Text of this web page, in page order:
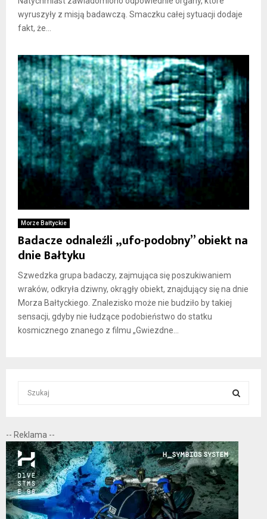
wyruszyły z misją badawczą. Smaczku całej sytuacji dodaje
fakt, że...
Morze Bałtyckie
Badacze odnaleźli „ufo-podobny” obiekt na
dnie Bałtyku
Szwedzka grupa badaczy, zajmująca się poszukiwaniem
wraków, odkryła dziwny, okrągły obiekt, znajdujący się na dnie
Morza Bałtyckiego. Znalezisko może nie budziło by takiej
sensacji, gdyby nie łudzące podobieństwo do statku
kosmicznego znanego z filmu „Gwiezdne...
c
h
f
o
r
:
E
A
R
C
-- Reklama --